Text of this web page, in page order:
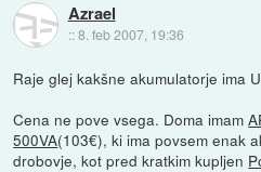
Azrael
::8. feb 2007, 19:36
Raje glej kakšne akumulatorje ima
Cena ne pove vsega. Doma imam
500VA(103€), ki ima povsem enak
drobovje, kot pred kratkim kupljen